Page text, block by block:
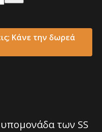
Κάνε την δωρεά
των SS